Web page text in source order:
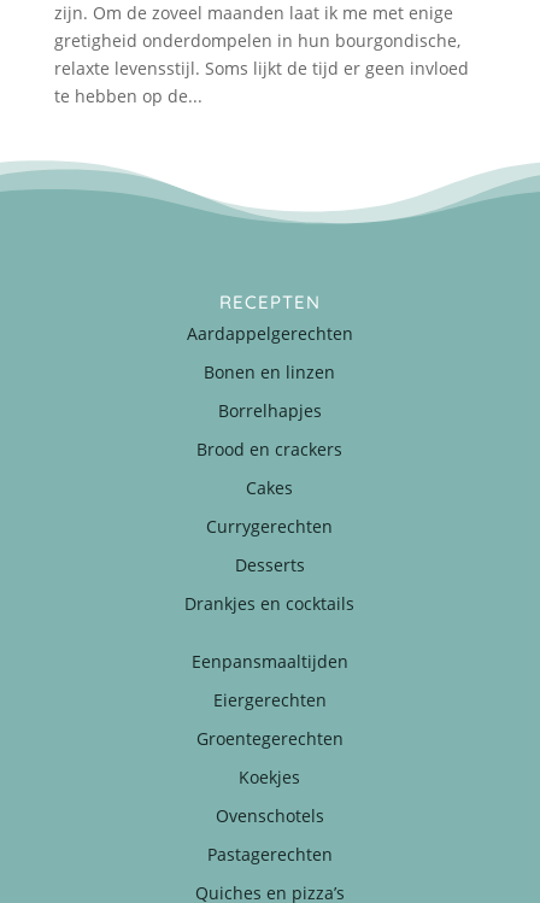
zijn. Om de zoveel maanden laat ik me met enige
gretigheid onderdompelen in hun bourgondische,
relaxte levensstijl. Soms lijkt de tijd er geen invloed
te hebben op de...
RECEPTEN
Aardappelgerechten
Bonen en linzen
Borrelhapjes
Brood en crackers
Cakes
Currygerechten
Desserts
Drankjes en cocktails
Eenpansmaaltijden
Eiergerechten
Groentegerechten
Koekjes
Ovenschotels
Pastagerechten
Quiches en pizza’s